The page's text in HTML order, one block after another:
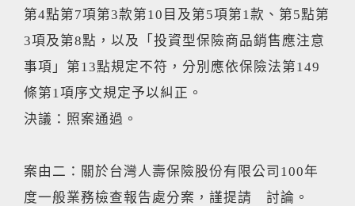
第4點第7項第3款第10目及第5項第1款、第5點第
3項及第8點，以及「投資型保險商品銷售應注意
事項」第13點規定不符，分別應依保險法第149
條第1項序文規定予以糾正。
決議：照案通過。
案由二：關於台灣人壽保險股份有限公司100年
度一般業務檢查報告處分案，謹提請 討論。